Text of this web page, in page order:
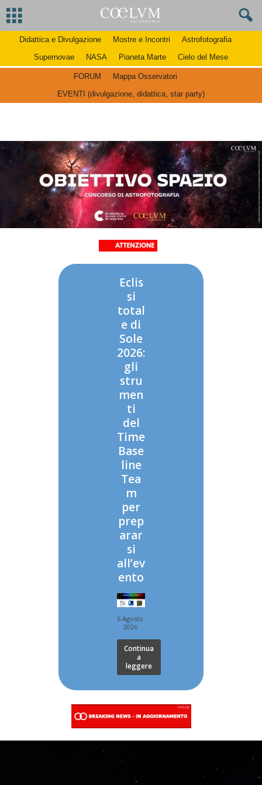
Didattica e Divulgazione Mostre e Incontri
Astrofotografia
Supernovae
NASA Pianeta Marte Cielo del Mese
FORUM
Mappa Osservatori
EVENTI (divulgazione, didattica, star party)
Eclis
si
total
e di
Sole
2026:
gli
stru
men
ti
del
Time
Base
line
Tea
m
per
prep
arar
si
all’ev
ento
6 Agosto
2026
Continua
a
leggere